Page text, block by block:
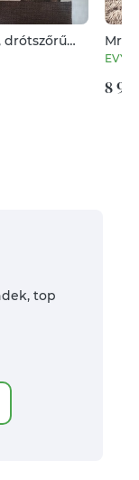
drótszőrű
Mr.
8
top